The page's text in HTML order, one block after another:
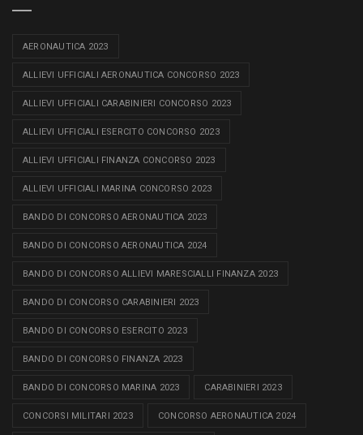
AERONAUTICA 2023
ALLIEVI UFFICIALI AERONAUTICA CONCORSO 2023
ALLIEVI UFFICIALI CARABINIERI CONCORSO 2023
ALLIEVI UFFICIALI ESERCITO CONCORSO 2023
ALLIEVI UFFICIALI FINANZA CONCORSO 2023
ALLIEVI UFFICIALI MARINA CONCORSO 2023
BANDO DI CONCORSO AERONAUTICA 2023
BANDO DI CONCORSO AERONAUTICA 2024
BANDO DI CONCORSO ALLIEVI MARESCIALLI FINANZA 2023
BANDO DI CONCORSO CARABINIERI 2023
BANDO DI CONCORSO ESERCITO 2023
BANDO DI CONCORSO FINANZA 2023
BANDO DI CONCORSO MARINA 2023 CARABINIERI 2023
CONCORSI MILITARI 2023 CONCORSO AERONAUTICA 2024